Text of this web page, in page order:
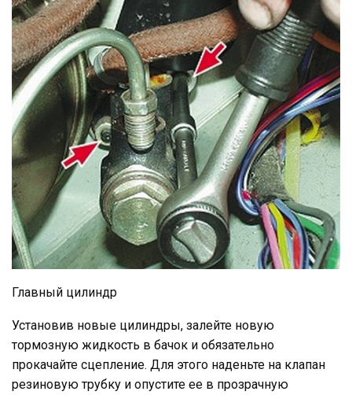
Главный цилиндр
Установив новые цилиндры, залейте новую
тормозную жидкость в бачок и обязательно
прокачайте сцепление. Для этого наденьте на клапан
резиновую трубку и опустите ее в прозрачную